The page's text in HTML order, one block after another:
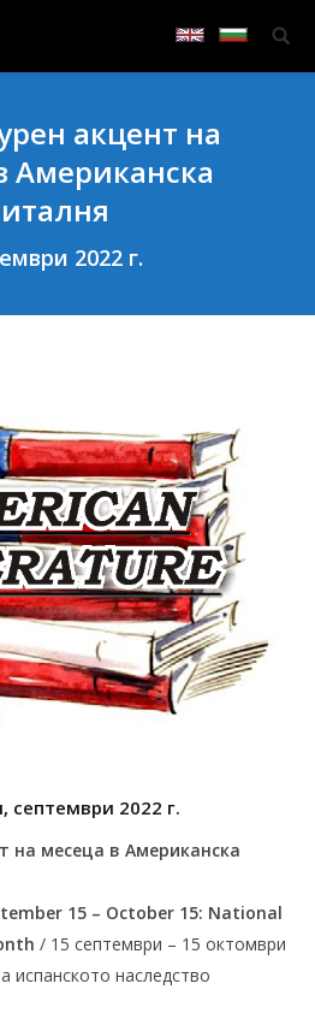
акцент на
Американска
2022 г.
септември 2022 г.
на месеца в Американска
15 – October 15: National
/ 15 септември – 15 октомври
испанското наследство